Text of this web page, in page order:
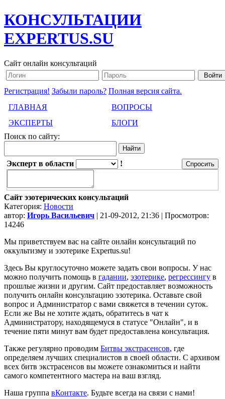
КОНСУЛЬТАЦИИ
EXPERTUS.SU
Сайт онлайн консультаций
Регистрация! Забыли пароль? Полная версия сайта.
ГЛАВНАЯ
ВОПРОСЫ
ЭКСПЕРТЫ
БЛОГИ
Поиск по сайту:
Эксперт в области !
Сайт эзотерических консультаций
Категория: Новости
автор: Игорь Васильевич | 21-09-2012, 21:36 | Просмотров:
14246
Мы приветствуем вас на сайте онлайн консультаций по
оккультизму и эзотерике Expertus.su!
Здесь Вы круглосуточно можете задать свои вопросы. У нас
можно получить помощь в гадании, эзотерике, регрессингу в
прошлые жизни и другим. Сайт предоставляет возможность
получить онлайн консультацию эзотерика. Оставьте свой
вопрос и Администратор с вами свяжется в течении суток.
Если же Вы не хотите ждать, обратитесь в чат к
Администратору, находящемуся в статусе "Онлайн", и в
течение пяти минут вам будет предоставлена консультация.
Также регулярно проводим Битвы экстрасенсов, где
определяем лучших специалистов в своей области. С архивом
всех битв экстрасенсов вы можете ознакомиться и найти
самого компетентного мастера на ваш взгляд.
Наша группа вКонтакте. Будьте всегда на связи с нами!